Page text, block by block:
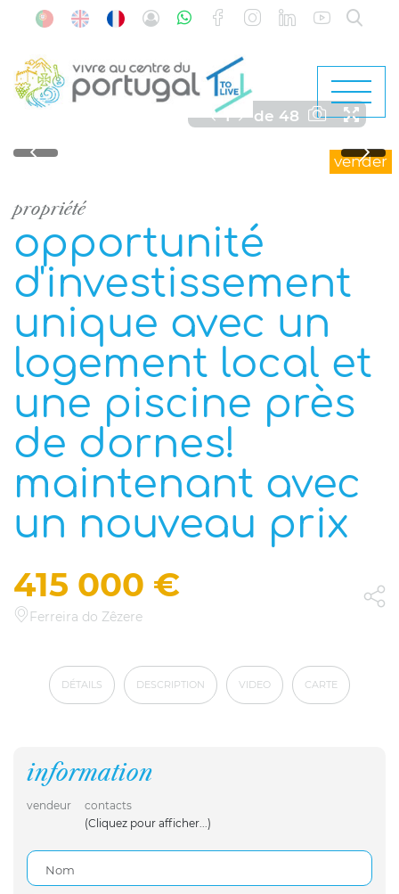
1 de 48
vender
propriété
opportunité
d'investissement
unique avec un
logement local et
une piscine près
de dornes!
maintenant avec
un nouveau prix
415 000 €
Ferreira do Zêzere
DÉTAILS DESCRIPTION VIDEO CARTE
information
vendeur
contacts
(Cliquez pour afficher...)
Nom